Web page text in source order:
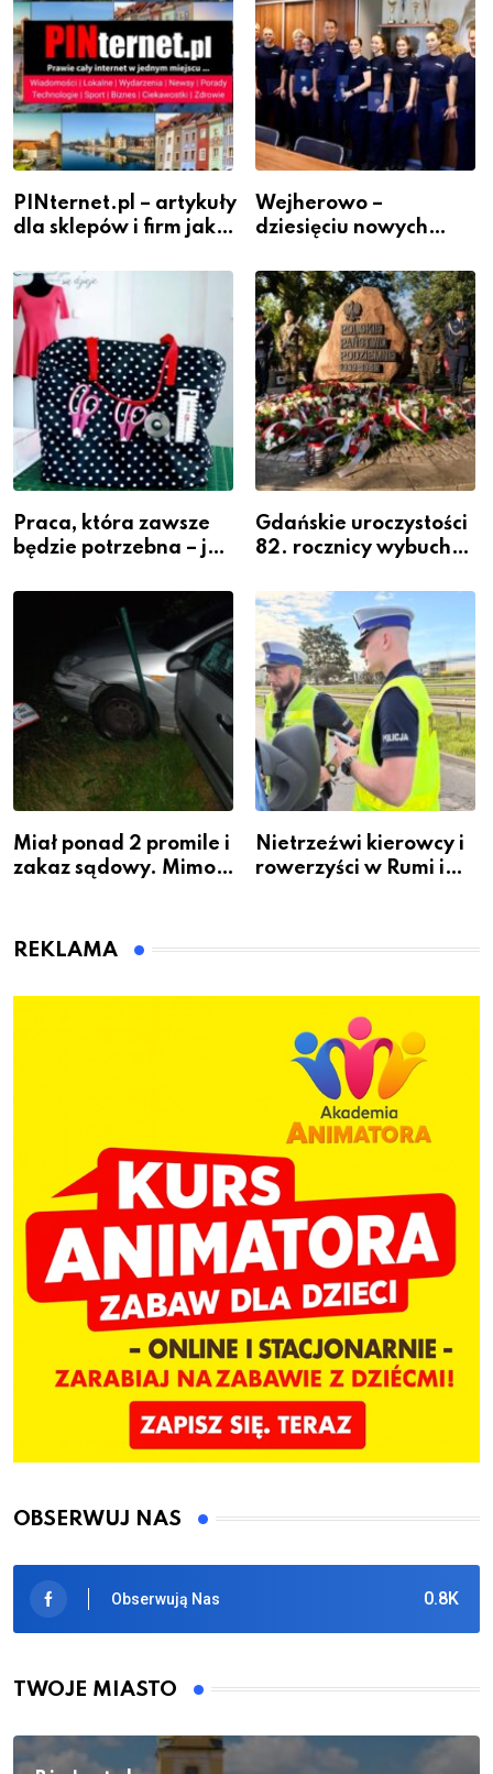
PINternet.pl – artykuły
dla sklepów i firm jako
widoczność
Wejherowo –
dziesięciu nowych
szeregach Komendy
Powiatowej
Praca, która zawsze
będzie potrzebna – jak
zawodem przyszłości i
gdzie się go nauczyć?
Gdańskie uroczystości
82. rocznicy wybuchu
Warszawskiego
Miał ponad 2 promile i
zakaz sądowy. Mimo
Bolszewie i uderzył w
Nietrzeźwi kierowcy i
rowerzyści w Rumi i
REKLAMA
OBSERWUJ NAS
0.8K
Obserwują Nas
TWOJE MIASTO